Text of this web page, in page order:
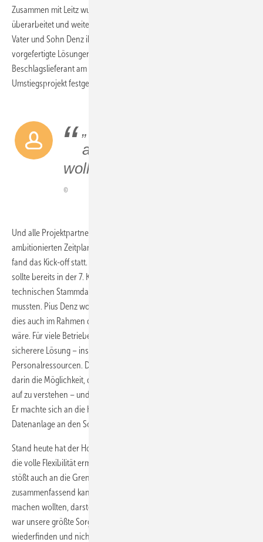
Zusammen mit Leitz wurden die bestehenden Fenstersysteme intensiv
überarbeitet und weiterentwickelt. Auch im Werkzeugbereich wollten
Vater und Sohn Denz ihre Expertise einbringen, möglichst ohne
vorgefertigte Lösungen. Roto blieb als bisheriger und künftiger
Beschlagslieferant am Start. Damit waren die Beteiligten für das
Umstiegsprojekt festgelegt.
„Wir haben bisher
alles, was wir machen
wollten, ­darstellen können“
Und alle Projektpartner haben trotz personeller Engpässe am
ambitionierten Zeitplan festgehalten: Zehn Wochen vor Jahresende
fand das Kick-off statt. Das Einfahren der Biesse WinLine in Nersingen
sollte bereits in der 7. Kalenderwoche erfolgen, obwohl die
technischen Stammdaten zu 100 Prozent neu aufgebaut werden
mussten. Pius Denz wollte diesen Teil selbst übernehmen, obwohl
dies auch im Rahmen des 3E-Stammdatenservices möglich gewesen
wäre. Für viele Betriebe ist dies die angenehmere und zugleich
sicherere Lösung – insbesondere angesichts der knappen
Personalressourcen. Doch Denz sah mit seiner großen IT-Affinität
darin die Möglichkeit, die Software und ihre Möglichkeiten von Grund
auf zu verstehen – und bei Bedarf auch selbst eingreifen zu können.
Er machte sich an die Herkulesaufgabe und nahm parallel zur
Datenanlage an den Softwareschulungen teil.
Stand heute hat der Holzfensterbetrieb ein Paket im Einsatz, das ihm
die volle Flexibilität ermöglicht. „Um manches muss man ringen, man
stößt auch an die Grenzen, oder es braucht Workarounds, aber
zusammenfassend kann man sagen: Wir haben bisher alles, was wir
machen wollten, darstellen können und das ist für uns sehr wichtig. Es
war unsere größte Sorge, dass wir uns in einem starren Korsett
wiederfinden und nicht mehr die Kunden so bedienen können, wie es